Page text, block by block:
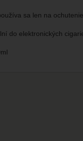
sa len na
do elektronických